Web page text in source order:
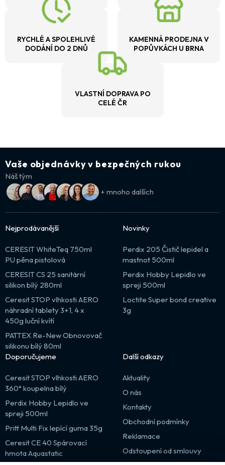
RYCHLÉ A SPOLEHLIVÉ
DODÁNÍ DO 2 DNŮ
KAMENNÁ PRODEJNA V
POPŮVKÁCH U BRNA
VLASTNÍ DOPRAVA PO
CELÉ ČR
Vaše objednávky v bezpečných rukou
Náš tým
+ mnoho dalších
Nejprodávanější
CERESIT WhiteTeq 750ml
PU pěna pistolová
CERESIT CS 25 sanitární
silikon bílý 280ml
Ceresit STOP vlhkosti AERO
náhradní tablety 3+1, 4 x
450g luční kvítí
PATTEX Re-New Obnovovač
silikonu bílý 80ml
Novinky
Perdix 205 Čistič lepidel a
mastnot 500ml
Perdix Hobby Lepidlo ve
spreji 500ml
Loctite Super bond creative
3g
Doporučujeme
Ceresit STOP vlhkosti AERO
360° koupelna bílý
Perdix Hobby Lepidlo ve
spreji 500ml
Pritt Multi Fix lepící guma 35g
Ceresit CE 40 Spárovací
hmota Aquastatic
Další odkazy
Aktuality
O nás
Kontakty
Obchodní podmínky
Reklamace
Odstoupení od smlouvy